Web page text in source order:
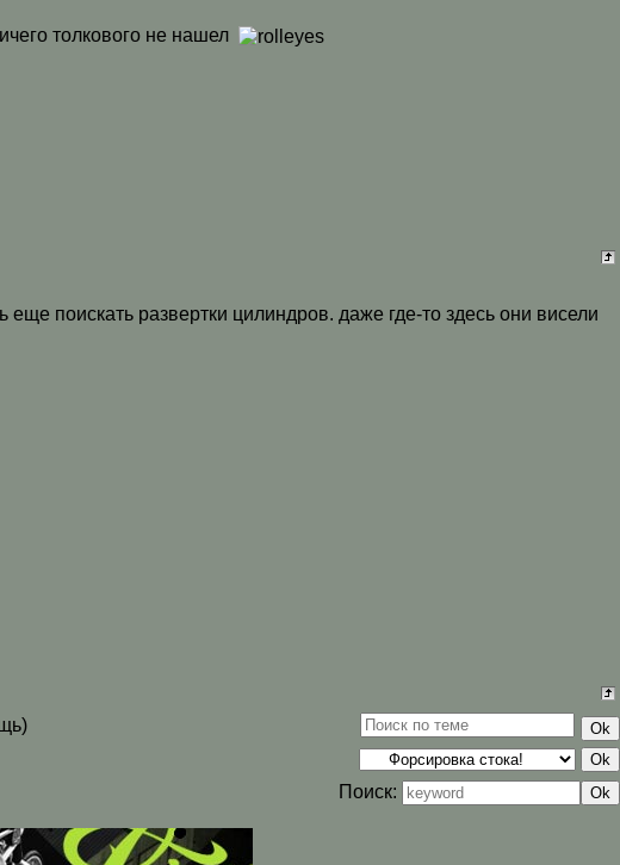
толкового не нашел
поискать развертки цилиндров. даже где-то здесь они висели
Поиск: